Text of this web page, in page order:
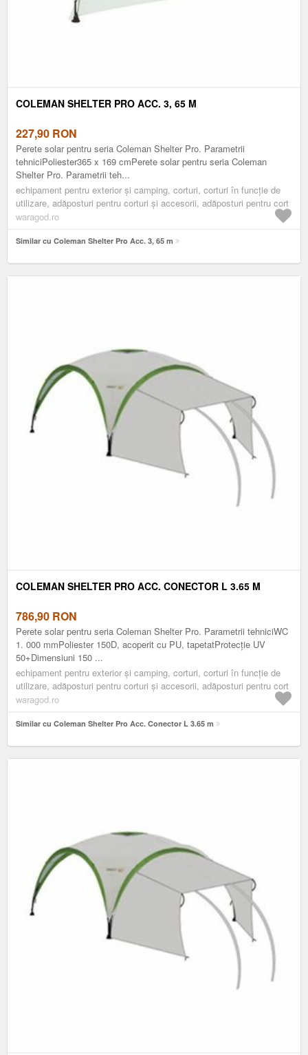
COLEMAN SHELTER PRO ACC. 3, 65 M
227,90 RON
Perete solar pentru seria Coleman Shelter Pro. Parametrii
tehniciPoliester365 x 169 cmPerete solar pentru seria Coleman
Shelter Pro. Parametrii teh...
echipament pentru exterior și camping, corturi, corturi în funcție de
utilizare, adăposturi pentru corturi și accesorii, adăposturi pentru cort
waragod.ro
Similar cu Coleman Shelter Pro Acc. 3, 65 m
COLEMAN SHELTER PRO ACC. CONECTOR L 3.65 M
786,90 RON
Perete solar pentru seria Coleman Shelter Pro. Parametrii tehniciWC
1. 000 mmPoliester 150D, acoperit cu PU, tapetatProtecție UV
50+Dimensiuni 150 ...
echipament pentru exterior și camping, corturi, corturi în funcție de
utilizare, adăposturi pentru corturi și accesorii, adăposturi pentru cort
waragod.ro
Similar cu Coleman Shelter Pro Acc. Conector L 3.65 m